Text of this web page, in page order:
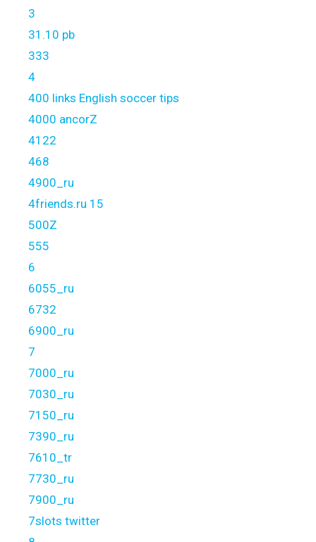
3
31.10 pb
333
4
400 links English soccer tips
4000 ancorZ
4122
468
4900_ru
4friends.ru 15
500Z
555
6
6055_ru
6732
6900_ru
7
7000_ru
7030_ru
7150_ru
7390_ru
7610_tr
7730_ru
7900_ru
7slots twitter